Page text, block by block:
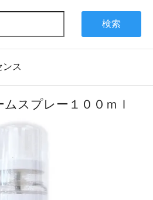
検索
ス
スプレー１００ｍｌ